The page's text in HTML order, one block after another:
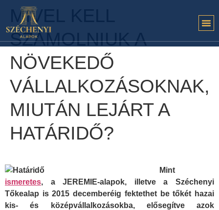
MIVEL KELL
SZÁMOLNIUK A
NÖVEKEDŐ
VÁLLALKOZÁSOKNAK,
MIUTÁN LEJÁRT A
HATÁRIDŐ?
Mint
ismeretes, a JEREMIE-alapok, illetve a Széchenyi
Tőkealap is 2015 decemberéig fektethet be tőkét hazai
kis- és középvállalkozásokba, elősegítve azok